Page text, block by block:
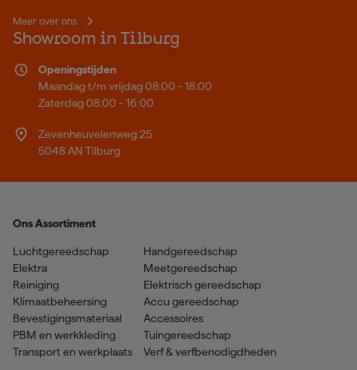
Meer over ons
Showroom in Tilburg
Openingstijden
Maandag t/m vrijdag 08:00 - 18:00
Zaterdag 08:00 - 16:00
Zevenheuvelenweg 25
5048 AN Tilburg
Ons Assortiment
Luchtgereedschap
Elektra
Reiniging
Klimaatbeheersing
Bevestigingsmateriaal
PBM en werkkleding
Transport en werkplaats
Handgereedschap
Meetgereedschap
Elektrisch gereedschap
Accu gereedschap
Accessoires
Tuingereedschap
Verf & verfbenodigdheden